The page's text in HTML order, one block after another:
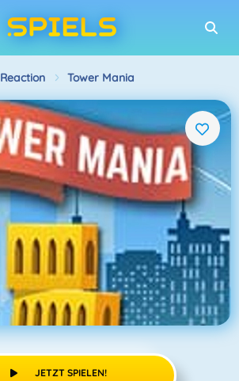
Reaction Tower Mania
JETZT SPIELEN!